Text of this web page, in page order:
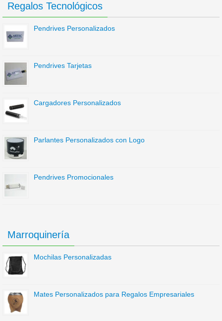
Regalos Tecnológicos
Pendrives Personalizados
Pendrives Tarjetas
Cargadores Personalizados
Parlantes Personalizados con Logo
Pendrives Promocionales
Marroquinería
Mochilas Personalizadas
Mates Personalizados para Regalos Empresariales